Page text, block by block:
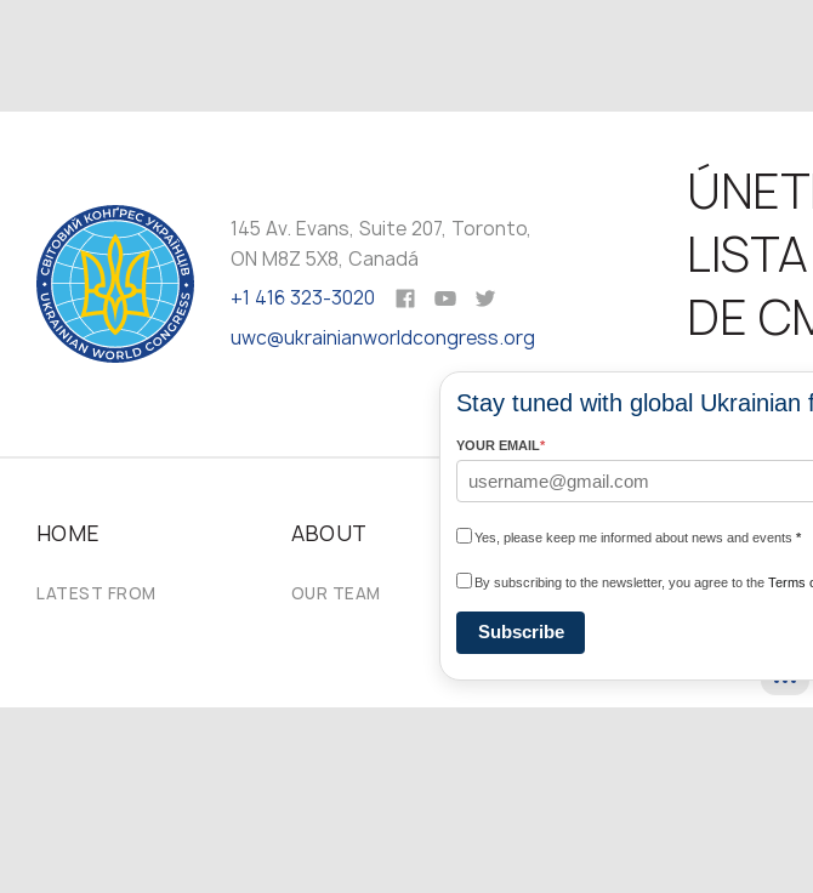
145 Av. Evans, Suite 207, Toronto,
ON M8Z 5X8, Canadá
+1 416 323-3020
uwc@ukrainianworldcongress.org
DE
NEWS
HOME
LATEST FROM
ABOUT
OUR TEAM
NEWS
#UWC NEWS
Stay tuned with global Ukrainian
YOUR EMAIL*
Yes, please keep me informed about news and events *
By subscribing to the newsletter, you agree to the Terms
Subscribe